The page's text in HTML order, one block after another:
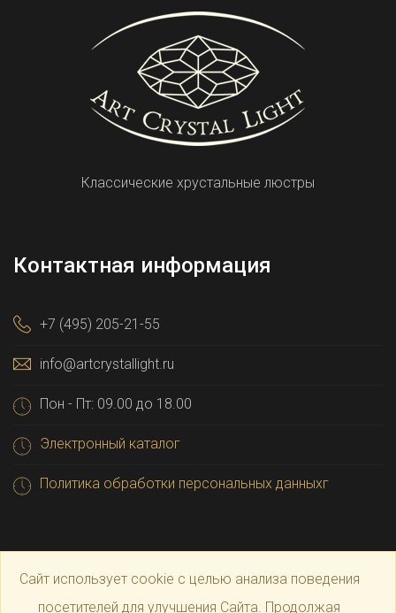
Классические хрустальные люстры
Контактная информация
+7 (495) 205-21-55
info@artcrystallight.ru
Пон - Пт: 09.00 до 18.00
Электронный каталог
Политика обработки персональных данныхг
Сайт использует cookie с целью анализа поведения
посетителей для улучшения Сайта. Продолжая